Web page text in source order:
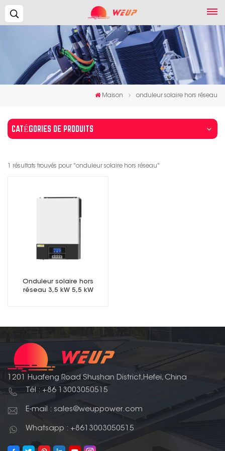
Maison onduleur solaire hors réseau
CATÉGORIES DE PRODUITS
1 résultats trouvés pour "onduleur solaire hors réseau"
Onduleur solaire hors
réseau 3,5 kW 5,5 kW
1201 Huafeng Road Shushan District,Hefei, China
Tél : +86 13003050515
E-mail : sales@weuppower.com
Whatsapp : +8613003050515